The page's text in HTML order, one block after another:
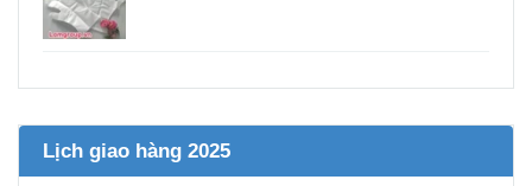
Lịch giao hàng 2025